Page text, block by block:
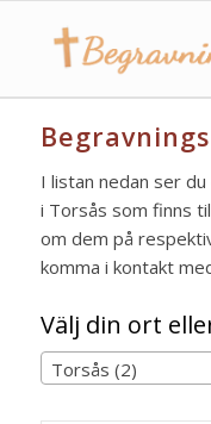
I listan nedan ser
i Torsås som finns
om dem på
komma i kontakt
Välj din ort
Torsås (2)